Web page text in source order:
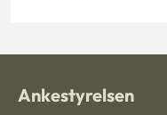
Ankestyrelsen